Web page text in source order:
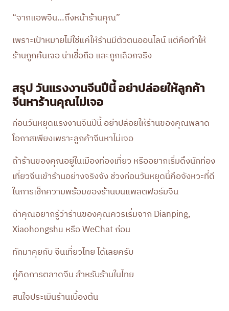
“จากแอพจีน…ถึงหน้าร้านคุณ”
เพราะเป้าหมายไม่ใช่แค่ให้ร้านมีตัวตนออนไลน์ แต่คือทำให้
ร้านถูกค้นเจอ น่าเชื่อถือ และถูกเลือกจริง
สรุป วันแรงงานจีนปีนี้ อย่าปล่อยให้ลูกค้า
จีนหาร้านคุณไม่เจอ
ก่อนวันหยุดแรงงานจีนปีนี้ อย่าปล่อยให้ร้านของคุณพลาด
โอกาสเพียงเพราะลูกค้าจีนหาไม่เจอ
ถ้าร้านของคุณอยู่ในเมืองท่องเที่ยว หรืออยากเริ่มดึงนักท่อง
เที่ยวจีนเข้าร้านอย่างจริงจัง ช่วงก่อนวันหยุดนี้คือจังหวะที่ดี
ในการเช็กความพร้อมของร้านบนแพลตฟอร์มจีน
ถ้าคุณอยากรู้ว่าร้านของคุณควรเริ่มจาก Dianping,
Xiaohongshu หรือ WeChat ก่อน
ทักมาคุยกับ จีนเที่ยวไทย ได้เลยครับ
คู่คิดการตลาดจีน สำหรับร้านในไทย
สนใจประเมินร้านเบื้องต้น